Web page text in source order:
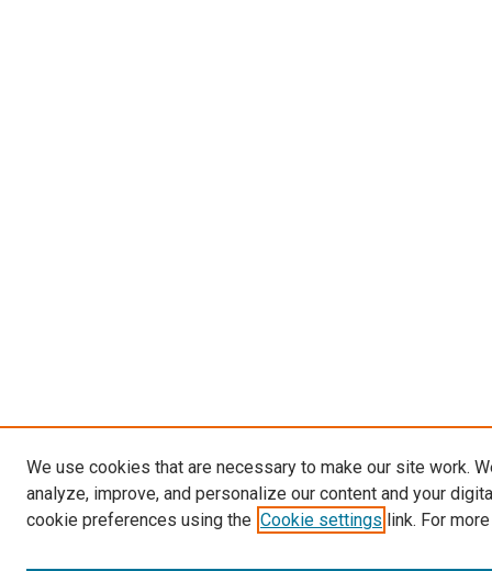
We use cookies that are necessary to make our site work.
analyze, improve, and personalize our content and your
cookie preferences using the Cookie settings link. For